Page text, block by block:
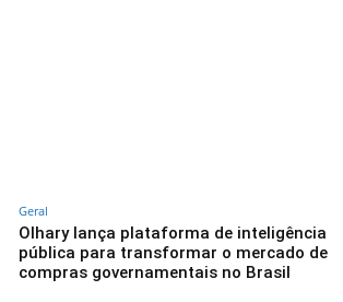
Geral
Olhary lança plataforma de inteligência
pública para transformar o mercado de
compras governamentais no Brasil